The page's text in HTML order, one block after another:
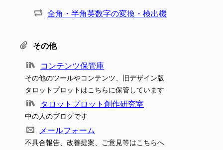
全角・半角英数字の変換・検出機
その他
コンテンツ保管庫
その他のツールやコンテンツ、旧デザイン版
タロットプロットはこちらに保管しています
タロットプロット創作研究室
中の人のブログです
メールフォーム
不具合報告、改善提案、ご意見等はこちらへ